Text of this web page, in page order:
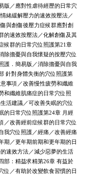
版／應對性虐待經歷的日常穴
緒緩解壓力的速效按壓法／
與創傷後壓力症候群應對創
的速效按壓法／化解創傷及其
候群的日常穴位照護第21章
除擔憂與自我懷疑的按壓穴位
護．簡易版／消除擔憂與自我
針對身體失衡的穴位照護第
事項／改善慢性疲勞和纖維
和纖維肌痛症的日常穴位照
活建議／可改善失眠的穴位
的日常穴位照護第24章 月經
／改善經前症候群的日常穴位
我穴位照護／經痛／改善經痛
期／更年期前期和更年期的日
速效方法／減少惡夢的生活
部：精益求精第26章 有益於
位／有助於改變飲食習慣的日